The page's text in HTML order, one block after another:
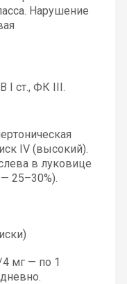
Нарушение
I ст., ФК III.
IV (высокий).
в луковице
25–30%).
мг — по 1